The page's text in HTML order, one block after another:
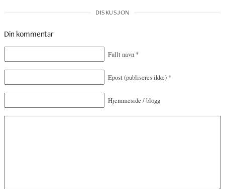
Din kommentar
Fullt navn *
Epost(publiseres ikke) *
Hjemmeside / blogg